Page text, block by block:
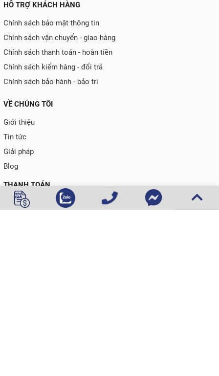
HỖ TRỢ KHÁCH HÀNG
Chính sách bảo mật thông tin
Chính sách vận chuyển - giao hàng
Chính sách thanh toán - hoàn tiền
Chính sách kiểm hàng - đổi trả
Chính sách bảo hành - bảo trì
VỀ CHÚNG TÔI
Giới thiệu
Tin tức
Giải pháp
Blog
THANH TOÁN